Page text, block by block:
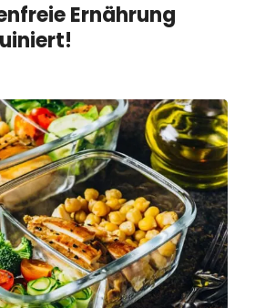
Ernährung